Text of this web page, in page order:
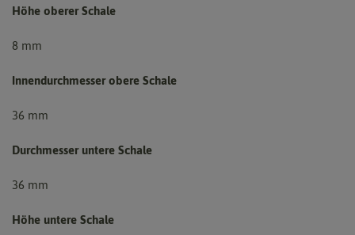
Höhe oberer Schale
8 mm
Innendurchmesser obere Schale
36 mm
Durchmesser untere Schale
36 mm
Höhe untere Schale